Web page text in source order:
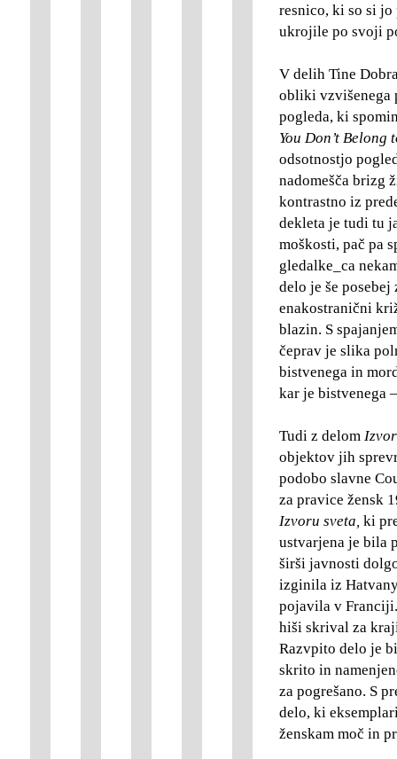
resnico, ki so si
ukrojile po svoji
V delih Tine
obliki vzvišenega
pogleda, ki
You Don’t Belong
odsotnostjo
nadomešča brizg
kontrastno iz
dekleta je tudi tu
moškosti, pač pa
gledalke_ca
delo je še
enakostranični
blazin. S
čeprav je slika
bistvenega in
kar je bistvenega
Tudi z delom
objektov jih
podobo slavne
za pravice žensk
Izvoru sveta, ki
ustvarjena je bila
širši javnosti
izginila iz
pojavila v
hiši skrival za
Razvpito delo je
skrito in
za pogrešano. S
delo, ki
ženskam moč in